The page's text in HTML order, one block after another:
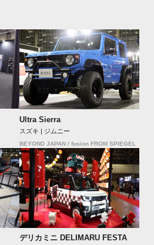
Ultra Sierra
スズキ | ジムニー
BEYOND JAPAN / fusion FROM SPIEGEL
デリカミニ DELIMARU FESTA